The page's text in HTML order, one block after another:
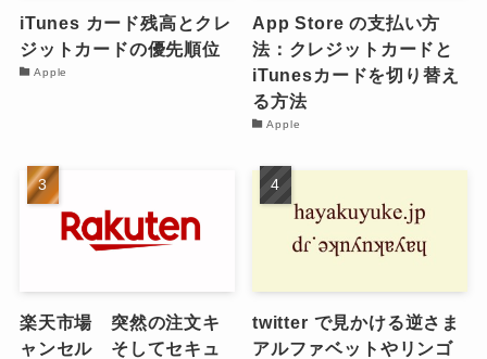
iTunes カード残高とクレ
ジットカードの優先順位
Apple
App Store の支払い方
法：クレジットカードと
iTunesカードを切り替え
る方法
Apple
楽天市場 突然の注文キ
ャンセル そしてセキュ
twitter で見かける逆さま
アルファベットやリンゴ